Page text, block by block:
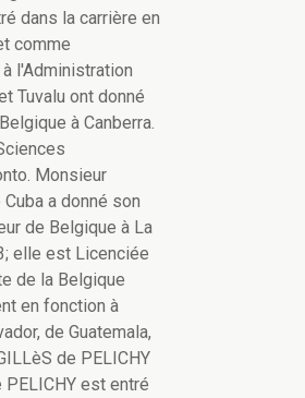
dans la carrière en
comme
l'Administration
Tuvalu ont donné
à Canberra.
Monsieur
a donné son
de Belgique à La
elle est Licenciée
de la Belgique
en fonction à
de Guatemala,
de PELICHY
est entré